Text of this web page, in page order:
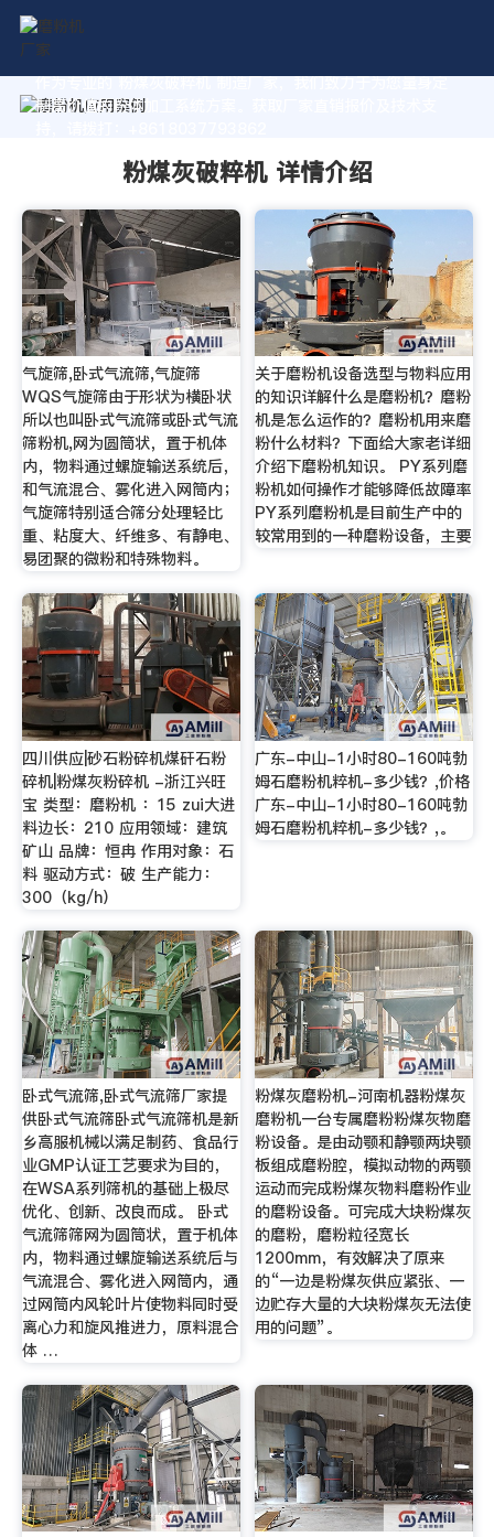
作为专业的 粉煤灰破粹机 制造厂家，我们致力于为您量身定
制高价值的粉体加工系统方案。获取厂家直销报价及技术支
粉煤灰破粹机 详情介绍
气旋筛,卧式气流筛,气旋筛
WQS气旋筛由于形状为横卧状
所以也叫卧式气流筛或卧式气流
筛粉机,网为圆筒状，置于机体
内，物料通过螺旋输送系统后，
和气流混合、雾化进入网筒内；
气旋筛特别适合筛分处理轻比
重、粘度大、纤维多、有静电、
易团聚的微粉和特殊物料。
关于磨粉机设备选型与物料应用
的知识详解什么是磨粉机？磨粉
机是怎么运作的？磨粉机用来磨
粉什么材料？下面给大家老详细
介绍下磨粉机知识。 PY系列磨
粉机如何操作才能够降低故障率
PY系列磨粉机是目前生产中的
较常用到的一种磨粉设备，主要
四川供应|砂石粉碎机煤矸石粉
碎机|粉煤灰粉碎机 -浙江兴旺
宝 类型：磨粉机 ：15 zui大进
料边长：210 应用领域：建筑
矿山 品牌：恒冉 作用对象：石
料 驱动方式：破 生产能力：
300（kg/h）
广东-中山-1小时80-160吨勃
姆石磨粉机粹机-多少钱？,价格
广东-中山-1小时80-160吨勃
姆石磨粉机粹机-多少钱？,。
卧式气流筛,卧式气流筛厂家提
供卧式气流筛卧式气流筛机是新
乡高服机械以满足制药、食品行
业GMP认证工艺要求为目的，
在WSA系列筛机的基础上极尽
优化、创新、改良而成。 卧式
气流筛筛网为圆筒状，置于机体
内，物料通过螺旋输送系统后与
气流混合、雾化进入网筒内，通
过网筒内风轮叶片使物料同时受
离心力和旋风推进力，原料混合
体 …
粉煤灰磨粉机-河南机器粉煤灰
磨粉机一台专属磨粉粉煤灰物磨
粉设备。是由动颚和静颚两块颚
板组成磨粉腔，模拟动物的两颚
运动而完成粉煤灰物料磨粉作业
的磨粉设备。可完成大块粉煤灰
的磨粉，磨粉粒径宽长
1200mm，有效解决了原来
的“一边是粉煤灰供应紧张、一
边贮存大量的大块粉煤灰无法使
用的问题”。